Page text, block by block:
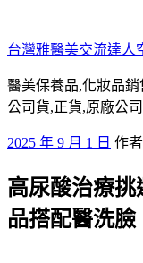
至
主
要
內
台灣雅醫美交流達人
醫美保養品,化妝品
公司貨,正貨,原廠公
發
於
2025 年 9 月 1 日 作
高尿酸治療
品搭配醫洗臉